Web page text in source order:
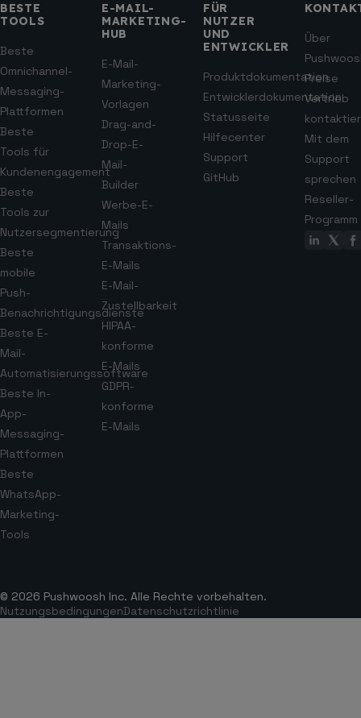
BESTE
TOOLS
Beste
Omnichannel-
Messaging-
Plattformen
Beste
Tools für
Kundenengagement
Beste
Tools zur
Nutzersegmentierung
Beste
mobile
Push-
Benachrichtigungsdienste
Beste E-
Mail-
Automatisierungssoftware
Beste In-
App-
Messaging-
Plattformen
Beste
WhatsApp-
Marketing-
Tools
E-MAIL-
MARKETING-
HUB
E-Mail-
Marketing-
Vorlagen
Drag-and-
Drop-E-
Mail-
Builder
Werbe-E-
Mails
Transaktions-
E-Mails
E-Mail-
Zustellbarkeit
HIPAA-
konforme
E-Mails
GDPR-
konforme
E-Mails
FÜR
NUTZER
UND
ENTWICKLER
Produktdokumentation
Entwicklerdokumentation
Statusseite
Hilfecenter
Support
GitHub
Über
Preise
Vertrieb
Mit dem
Support
sprechen
Reseller-
Programm
© 2026 Pushwoosh Inc. Alle Rechte vorbehalten.
NutzungsbedingungenDatenschutzrichtlinie